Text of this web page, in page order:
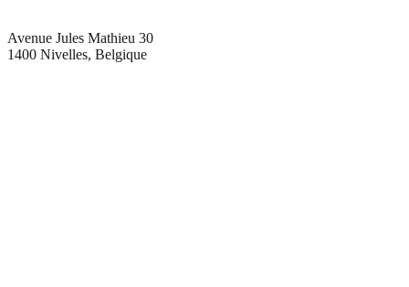
Avenue Jules Mathieu 30
1400 Nivelles, Belgique